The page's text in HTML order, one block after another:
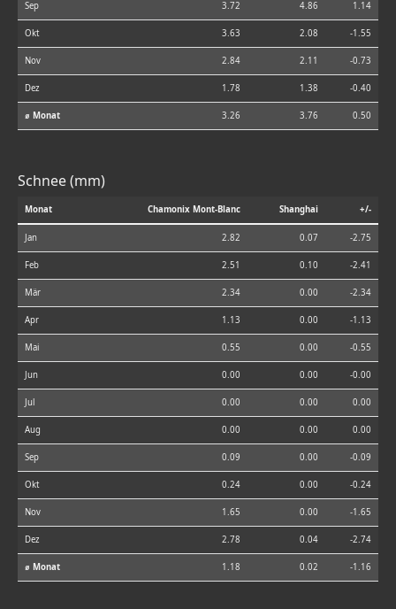
Sep 3.72 4.86 1.14
Okt 3.63 2.08 -1.55
Nov 2.84 2.11 -0.73
Dez 1.78 1.38 -0.40
⌀ Monat 3.26 3.76 0.50
Schnee (mm)
Monat Chamonix Mont-Blanc Shanghai +/-
Jan 2.82 0.07 -2.75
Feb 2.51 0.10 -2.41
Mär 2.34 0.00 -2.34
Apr 1.13 0.00 -1.13
Mai 0.55 0.00 -0.55
Jun 0.00 0.00 -0.00
Jul 0.00 0.00 0.00
Aug 0.00 0.00 0.00
Sep 0.09 0.00 -0.09
Okt 0.24 0.00 -0.24
Nov 1.65 0.00 -1.65
Dez 2.78 0.04 -2.74
⌀ Monat 1.18 0.02 -1.16